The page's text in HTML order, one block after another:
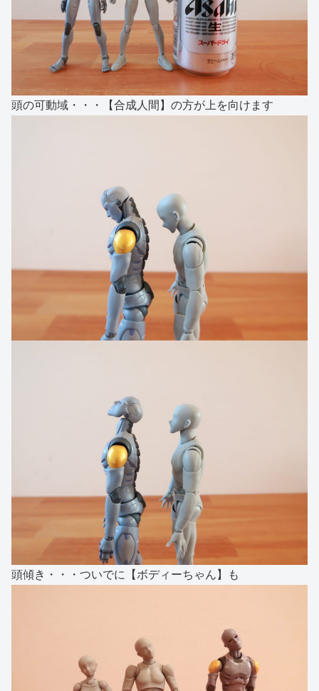
頭の可動域・・・【合成人間】の方が上を向けます
頭傾き・・・ついでに【ボディーちゃん】も